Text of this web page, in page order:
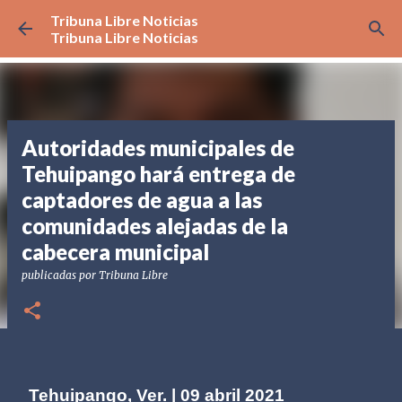
Ir al contenido principal
Tribuna Libre Noticias
Tribuna Libre Noticias
Autoridades municipales de
Tehuipango hará entrega de
captadores de agua a las
comunidades alejadas de la
cabecera municipal
publicadas por Tribuna Libre
Tehuipango, Ver. | 09 abril 2021